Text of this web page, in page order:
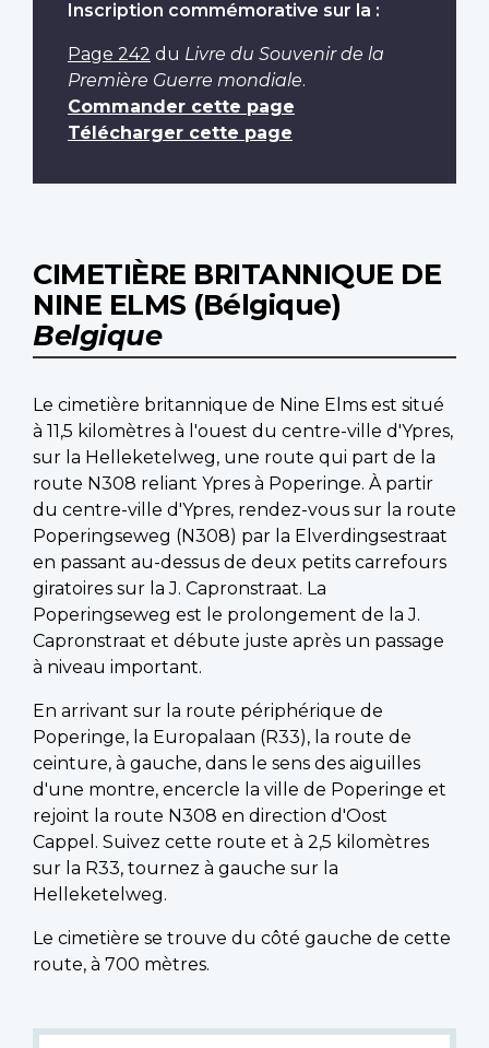
Inscription commémorative sur la :
Page 242 du Livre du Souvenir de la
Première Guerre mondiale.
Commander cette page
Télécharger cette page
CIMETIÈRE BRITANNIQUE DE
NINE ELMS (Bélgique)
Belgique
Le cimetière britannique de Nine Elms est situé
à 11,5 kilomètres à l'ouest du centre-ville d'Ypres,
sur la Helleketelweg, une route qui part de la
route N308 reliant Ypres à Poperinge. À partir
du centre-ville d'Ypres, rendez-vous sur la route
Poperingseweg (N308) par la Elverdingsestraat
en passant au-dessus de deux petits carrefours
giratoires sur la J. Capronstraat. La
Poperingseweg est le prolongement de la J.
Capronstraat et débute juste après un passage
à niveau important.
En arrivant sur la route périphérique de
Poperinge, la Europalaan (R33), la route de
ceinture, à gauche, dans le sens des aiguilles
d'une montre, encercle la ville de Poperinge et
rejoint la route N308 en direction d'Oost
Cappel. Suivez cette route et à 2,5 kilomètres
sur la R33, tournez à gauche sur la
Helleketelweg.
Le cimetière se trouve du côté gauche de cette
route, à 700 mètres.